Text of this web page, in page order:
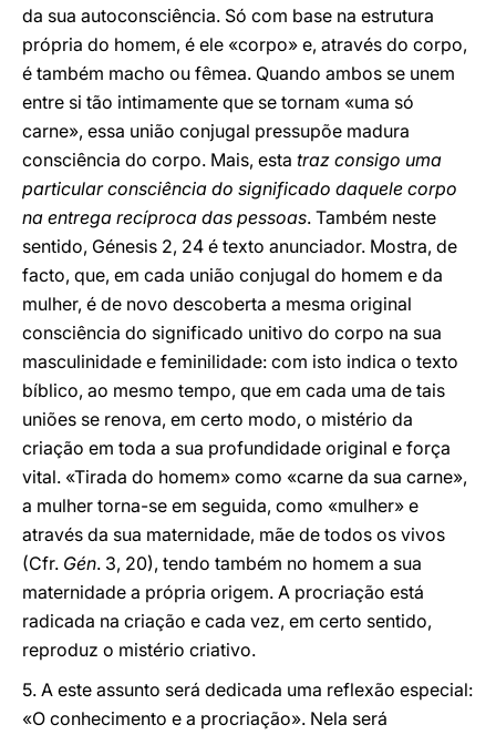
da sua autoconsciência. Só com base na estrutura
própria do homem, é ele «corpo» e, através do corpo,
é também macho ou fêmea. Quando ambos se unem
entre si tão intimamente que se tornam «uma só
carne», essa união conjugal pressupõe madura
consciência do corpo. Mais, esta traz consigo uma
particular consciência do significado daquele corpo
na entrega recíproca das pessoas. Também neste
sentido, Génesis 2, 24 é texto anunciador. Mostra, de
facto, que, em cada união conjugal do homem e da
mulher, é de novo descoberta a mesma original
consciência do significado unitivo do corpo na sua
masculinidade e feminilidade: com isto indica o texto
bíblico, ao mesmo tempo, que em cada uma de tais
uniões se renova, em certo modo, o mistério da
criação em toda a sua profundidade original e força
vital. «Tirada do homem» como «carne da sua carne»,
a mulher torna-se em seguida, como «mulher» e
através da sua maternidade, mãe de todos os vivos
(Cfr. Gén. 3, 20), tendo também no homem a sua
maternidade a própria origem. A procriação está
radicada na criação e cada vez, em certo sentido,
reproduz o mistério criativo.
5. A este assunto será dedicada uma reflexão especial:
«O conhecimento e a procriação». Nela será